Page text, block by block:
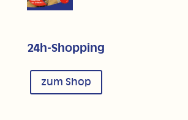
24h-Shopping
zum Shop